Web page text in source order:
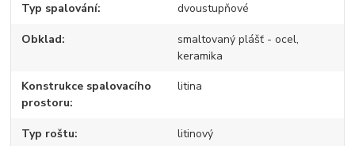
Typ spalování dvoustupňové
Obklad
smaltovaný plášť - ocel,
keramika
Konstrukce spalovacího
prostoru
litina
Typ roštu litinový